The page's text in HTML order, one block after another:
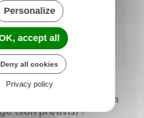
de 3 mois
doit rédiger sa
(son préavis) ?
Personalize
accept all
Deny all cookies
Privacy policy